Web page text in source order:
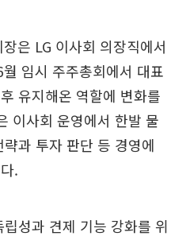
은 LG 이사회 의장직에서
임시 주주총회에서 대표
유지해온 역할에 변화를
이사회 운영에서 한발 물
과 투자 판단 등 경영에
.
성과 견제 기능 강화를 위